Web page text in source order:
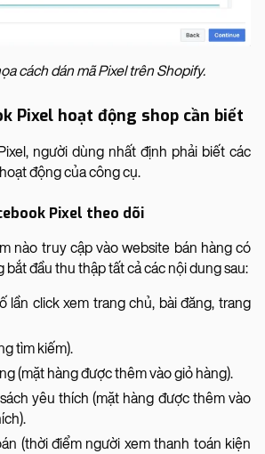
cách dán mã Pixel trên Shopify.
Pixel hoạt động shop cần biết
người dùng nhất định phải biết các
động của công cụ.
Pixel theo dõi
nào truy cập vào website bán hàng có
bắt đầu thu thập tất cả các nội dung sau:
lần click xem trang chủ, bài đăng, trang
tìm kiếm).
(mặt hàng được thêm vào giỏ hàng).
yêu thích (mặt hàng được thêm vào
(thời điểm người xem thanh toán kiện